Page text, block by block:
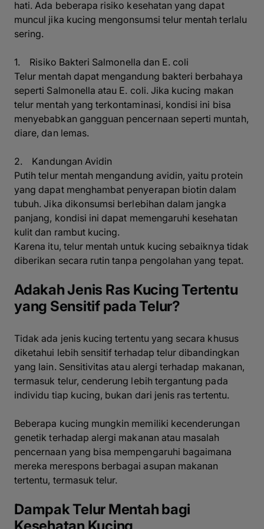
hati. Ada beberapa risiko kesehatan yang dapat
muncul jika kucing mengonsumsi telur mentah terlalu
sering.
1. Risiko Bakteri Salmonella dan E. coli
Telur mentah dapat mengandung bakteri berbahaya
seperti Salmonella atau E. coli. Jika kucing makan
telur mentah yang terkontaminasi, kondisi ini bisa
menyebabkan gangguan pencernaan seperti muntah,
diare, dan lemas.
2. Kandungan Avidin
Putih telur mentah mengandung avidin, yaitu protein
yang dapat menghambat penyerapan biotin dalam
tubuh. Jika dikonsumsi berlebihan dalam jangka
panjang, kondisi ini dapat memengaruhi kesehatan
kulit dan rambut kucing.
Karena itu, telur mentah untuk kucing sebaiknya tidak
diberikan secara rutin tanpa pengolahan yang tepat.
Adakah Jenis Ras Kucing Tertentu
yang Sensitif pada Telur?
Tidak ada jenis kucing tertentu yang secara khusus
diketahui lebih sensitif terhadap telur dibandingkan
yang lain. Sensitivitas atau alergi terhadap makanan,
termasuk telur, cenderung lebih tergantung pada
individu tiap kucing, bukan dari jenis ras tertentu.
Beberapa kucing mungkin memiliki kecenderungan
genetik terhadap alergi makanan atau masalah
pencernaan yang bisa mempengaruhi bagaimana
mereka merespons berbagai asupan makanan
tertentu, termasuk telur.
Dampak Telur Mentah bagi